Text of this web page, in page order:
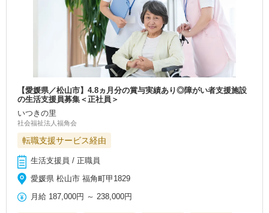
【愛媛県／松山市】4.8ヵ月分の賞与実績あり◎障がい者支援施設
の生活支援員募集＜正社員＞
いつきの里
社会福祉法人福角会
転職支援サービス経由
生活支援員 / 正職員
愛媛県 松山市 福角町甲1829
月給 187,000円 ～ 238,000円